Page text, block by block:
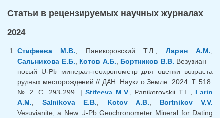
Статьи в рецензируемых научных журналах
2024
Стифеева М.В. , Паникоровский Т.Л., Ларин А.М.
Сальникова Е.Б.
Котов А.Б. Бортников В.В. Везувиан –
новый U-Pb минерал-геохронометр для оценки возраста
рудных месторождений // ДАН. Науки о Земле. 2024. Т. 518.
№ 2. С. 293-299. | Stifeeva M.V. , Panikorovskii T.L., Larin
A.M. ,Salnikova E.B. Kotov A.B.
Bortnikov V.V.
Vesuvianite, a New U-Pb Geochronometer Mineral for Dating